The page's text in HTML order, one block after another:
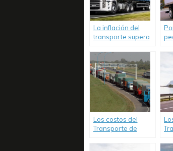
La inflación del
transporte supera
Los costos
aumentaron un
7.17% en julio.
Los costos del
Transporte de